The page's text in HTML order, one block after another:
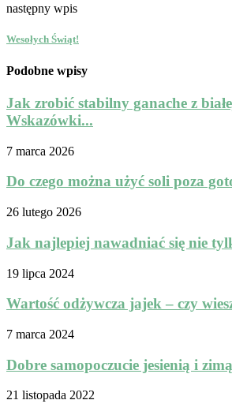
następny wpis
Wesołych Świąt!
Podobne wpisy
Jak zrobić stabilny ganache z
Wskazówki...
7 marca 2026
Do czego można użyć soli poza
26 lutego 2026
Jak najlepiej nawadniać się nie
19 lipca 2024
Wartość odżywcza jajek – czy
7 marca 2024
Dobre samopoczucie jesienią i zimą
21 listopada 2022